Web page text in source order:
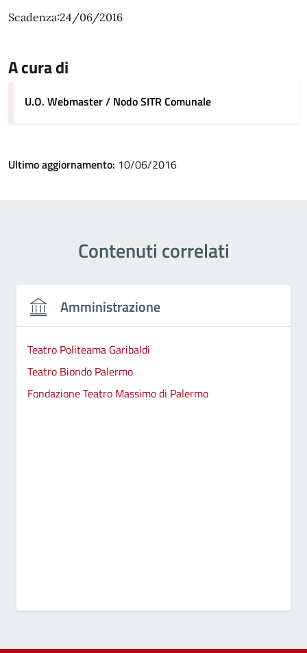
Scadenza:24/06/2016
A cura di
U.O. Webmaster / Nodo SITR Comunale
Ultimo aggiornamento: 10/06/2016
Contenuti correlati
Amministrazione
Teatro Politeama Garibaldi
Teatro Biondo Palermo
Fondazione Teatro Massimo di Palermo